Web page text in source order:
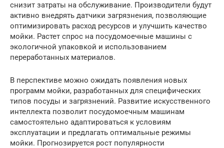
снизит затраты на обслуживание. Производители будут
активно внедрять датчики загрязнения, позволяющие
оптимизировать расход ресурсов и улучшить качество
мойки. Растет спрос на посудомоечные машины с
экологичной упаковкой и использованием
переработанных материалов.
В перспективе можно ожидать появления новых
программ мойки, разработанных для специфических
типов посуды и загрязнений. Развитие искусственного
интеллекта позволит посудомоечным машинам
самостоятельно адаптироваться к условиям
эксплуатации и предлагать оптимальные режимы
мойки. Прогнозируется рост популярности